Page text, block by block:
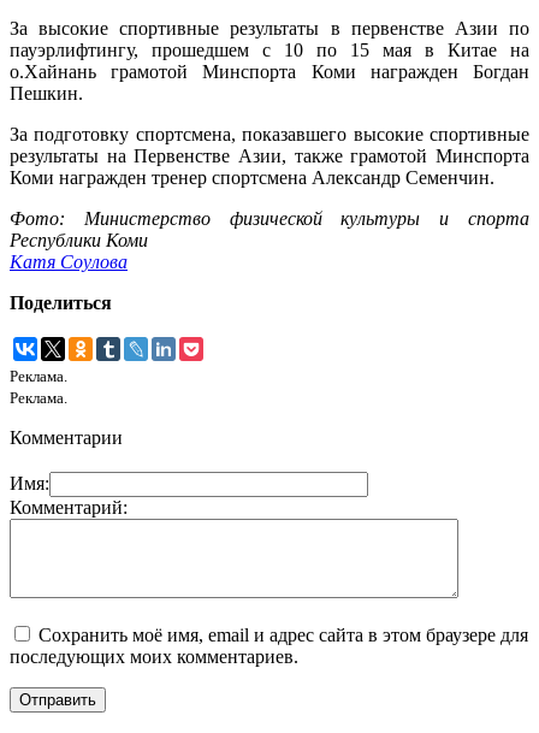
За высокие спортивные результаты в первенстве Азии по
пауэрлифтингу, прошедшем с 10 по 15 мая в Китае на
о.Хайнань грамотой Минспорта Коми награжден Богдан
Пешкин.
За подготовку спортсмена, показавшего высокие спортивные
результаты на Первенстве Азии, также грамотой Минспорта
Коми награжден тренер спортсмена Александр Семенчин.
Фото: Министерство физической культуры и спорта
Республики Коми
Катя Соулова
Поделиться
Реклама.
Реклама.
Комментарии
Имя:
Комментарий:
Сохранить моё имя, email и адрес сайта в этом браузере для
последующих моих комментариев.